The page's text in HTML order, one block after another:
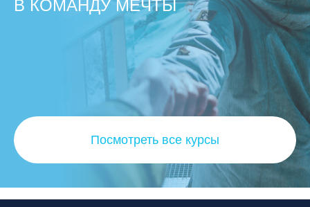
В КОМАНДУ МЕЧТЫ
Посмотреть все курсы